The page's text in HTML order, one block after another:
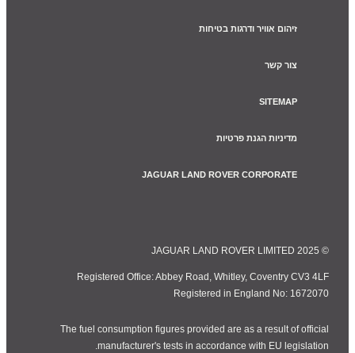
זיהום אוויר ודרגות בטיחות
צור קשר
SITEMAP
מדיניות הגנת פרטיות
JAGUAR LAND ROVER CORPORATE
© JAGUAR LAND ROVER LIMITED 2025
Registered Office: Abbey Road, Whitley, Coventry CV3 4LF
Registered in England No: 1672070
The fuel consumption figures provided are as a result of official
manufacturer's tests in accordance with EU legislation.